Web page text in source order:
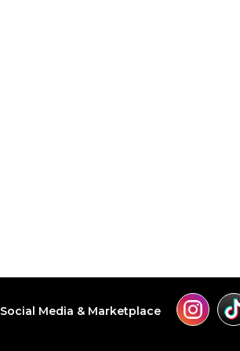
Social Media & Marketplace